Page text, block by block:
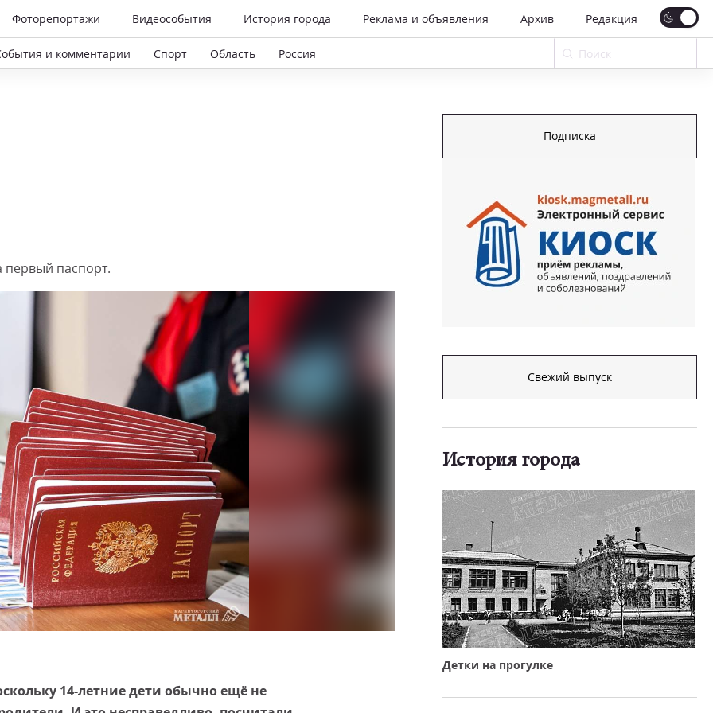
Фоторепортажи Видеособытия История города Реклама и объявления Архив Редакция
и комментарии Спорт Область Россия
первый паспорт.
14-летние дети обычно ещё не
Подписка
Свежий выпуск
История города
Детки на прогулке